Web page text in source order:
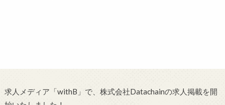
求人メディア「withB」で、株式会社Datachainの求人掲載を開